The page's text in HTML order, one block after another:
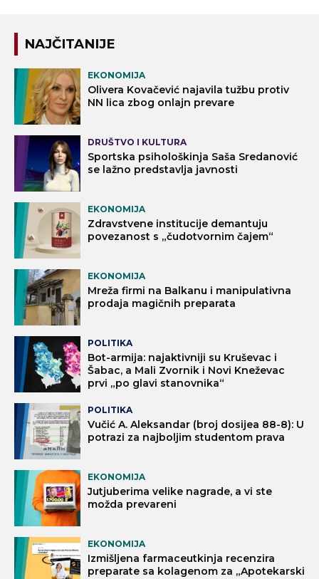
NAJČITANIJE
EKONOMIJA
Olivera Kovačević najavila tužbu protiv
NN lica zbog onlajn prevare
DRUŠTVO I KULTURA
Sportska psihološkinja Saša Sredanović
se lažno predstavlja javnosti
EKONOMIJA
Zdravstvene institucije demantuju
povezanost s „čudotvornim čajem“
EKONOMIJA
Mreža firmi na Balkanu i manipulativna
prodaja magičnih preparata
POLITIKA
Bot-armija: najaktivniji su Kruševac i
Šabac, a Mali Zvornik i Novi Kneževac
prvi „po glavi stanovnika“
POLITIKA
Vučić A. Aleksandar (broj dosijea 88-8): U
potrazi za najboljim studentom prava
EKONOMIJA
Jutjuberima velike nagrade, a vi ste
možda prevareni
EKONOMIJA
Izmišljena farmaceutkinja recenzira
preparate sa kolagenom za „Apotekarski